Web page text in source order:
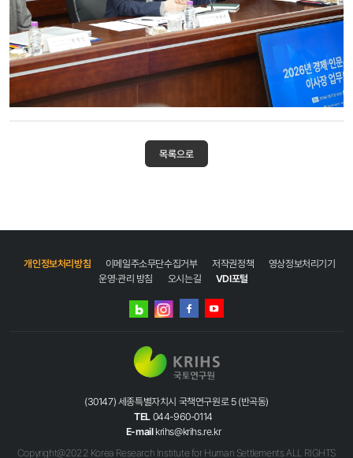
목록으로
개인정보처리방침 이메일주소무단수집거부 저작권정책
영상정보처리기기
운영·관리 방침
오시는길 VDI포털
네이버
인스타그램
(30147) 세종특별자치시 국책연구원로 5 (반곡동)
TEL 044-960-0114
E-mail krihs@krihs.re.kr
Copyright@2022 Korea Research Institute for Human Settlements ALL RIGHTS